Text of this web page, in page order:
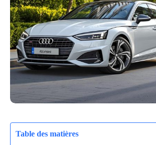
Table des matières